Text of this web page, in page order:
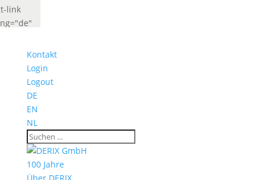
Kontakt
Login
Logout
DE
EN
NL
100 Jahre
link